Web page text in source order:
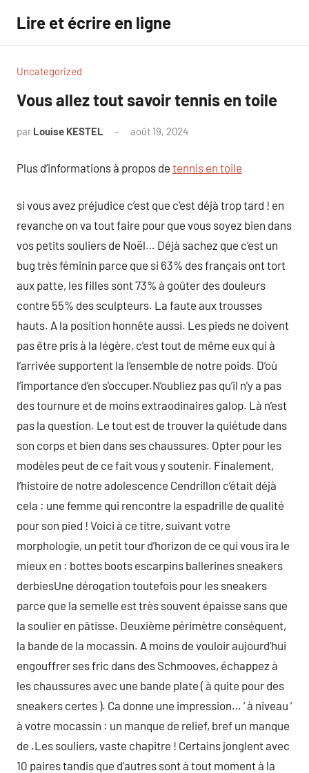
contenu
Lire et écrire en ligne
Uncategorized
Vous allez tout savoir tennis en toile
par Louise KESTEL août 19, 2024
Plus d’informations à propos de tennis en toile
si vous avez préjudice c’est que c’est déjà trop tard ! en
revanche on va tout faire pour que vous soyez bien dans
vos petits souliers de Noël… Déjà sachez que c’est un
bug très féminin parce que si 63% des français ont tort
aux patte, les filles sont 73% à goûter des douleurs
contre 55% des sculpteurs. La faute aux trousses
hauts. A la position honnête aussi. Les pieds ne doivent
pas être pris à la légère, c’est tout de même eux qui à
l’arrivée supportent la l’ensemble de notre poids. D’où
l’importance d’en s’occuper.N’oubliez pas qu’il n’y a pas
des tournure et de moins extraodinaires galop. Là n’est
pas la question. Le tout est de trouver la quiétude dans
son corps et bien dans ses chaussures. Opter pour les
modèles peut de ce fait vous y soutenir. Finalement,
l’histoire de notre adolescence Cendrillon c’était déjà
cela : une femme qui rencontre la espadrille de qualité
pour son pied ! Voici à ce titre, suivant votre
morphologie, un petit tour d’horizon de ce qui vous ira le
mieux en : bottes boots escarpins ballerines sneakers
derbiesUne dérogation toutefois pour les sneakers
parce que la semelle est très souvent épaisse sans que
la soulier en pâtisse. Deuxième périmètre conséquent,
la bande de la mocassin. A moins de vouloir aujourd’hui
engouffrer ses fric dans des Schmooves, échappez à
les chaussures avec une bande plate ( à quite pour des
sneakers certes ). Ca donne une impression… ‘ à niveau ‘
à votre mocassin : un manque de relief, bref un manque
de .Les souliers, vaste chapitre ! Certains jonglent avec
10 paires tandis que d’autres sont à tout moment à la